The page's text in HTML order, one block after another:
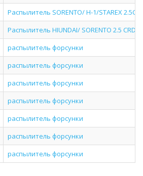
Распылитель SORENTO/ H-1/STAREX
Распылитель HIUNDAI/ SORENTO 2.5 CRDI
распылитель форсунки
распылитель форсунки
распылитель форсунки
распылитель форсунки
распылитель форсунки
распылитель форсунки
распылитель форсунки